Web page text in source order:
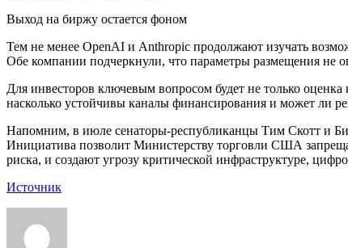
Выход на биржу остается фоном
Тем не менее OpenAI и Anthropic продолжают изучать
Обе компании подчеркнули, что параметры размещения не
Для инвесторов ключевым вопросом будет не только
насколько устойчивы каналы финансирования и может ли
Напомним, в июле сенаторы-республиканцы Тим Скотт и
Инициатива позволит Министерству торговли США
риска, и создают угрозу критической инфраструктуре,
Источник